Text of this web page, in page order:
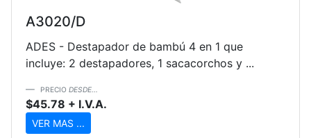
A3020/D
ADES - Destapador de bambú 4 en 1 que
incluye: 2 destapadores, 1 sacacorchos y ...
PRECIO DESDE...
$45.78 + I.V.A.
VER MAS ...